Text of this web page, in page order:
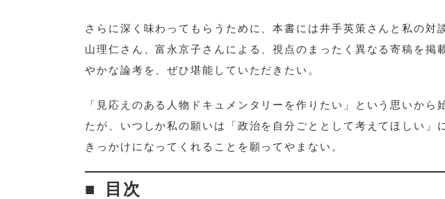
さらに深く味わってもらうために、本書には井手英策さんと私の対
山理仁さん、富永京子さんによる、視点のまったく異なる寄稿を掲
やかな論考を、ぜひ堪能していただきたい。
「見応えのある人物ドキュメンタリーを作りたい」という思いから
たが、いつしか私の願いは「政治を自分ごととして考えてほしい」
きっかけになってくれることを願ってやまない。
目次